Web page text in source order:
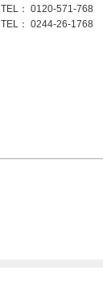
TEL： 0120-571-768
TEL： 0244-26-1768